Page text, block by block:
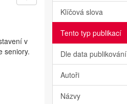
v
seniory.
Klíčová slova
Tento typ publikací
Dle data publikování
Autoři
Názvy